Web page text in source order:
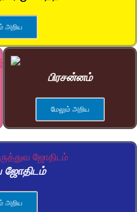
அறிய
பிரசன்னம்
மேலும் அறிய
ஜோதிடம்
அறிய